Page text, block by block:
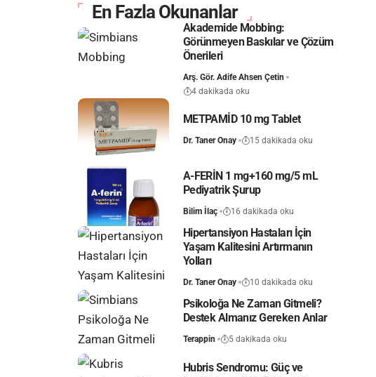
En Fazla Okunanlar
Akademide Mobbing:
Görünmeyen Baskılar ve Çözüm
Önerileri
Arş. Gör. Adife Ahsen Çetin
4 dakikada oku
METPAMİD 10 mg Tablet
Dr. Taner Onay 15 dakikada oku
A-FERİN 1 mg+160 mg/5 mL
Pediyatrik Şurup
Bilim İlaç 16 dakikada oku
Hipertansiyon Hastaları İçin
Yaşam Kalitesini Artırmanın
Yolları
Dr. Taner Onay 10 dakikada oku
Psikoloğa Ne Zaman Gitmeli?
Destek Almanız Gereken Anlar
Terappin 5 dakikada oku
Hubris Sendromu: Güç ve